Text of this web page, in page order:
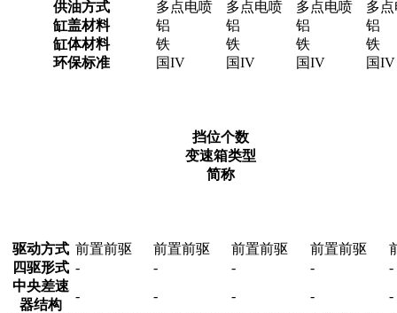
供油方式
多点电喷 多点电喷 多点电喷
多
缸盖材料
铝 铝 铝
铝
缸体材料
铁 铁 铁
铁
环保标准
国IV 国IV 国IV 国IV
挡位个数
变速箱类型
简称
驱动方式 前置前驱 前置前驱 前置前驱 前置前驱
四驱形式 - - - -
-
中央差速
器结构
- - - -
-